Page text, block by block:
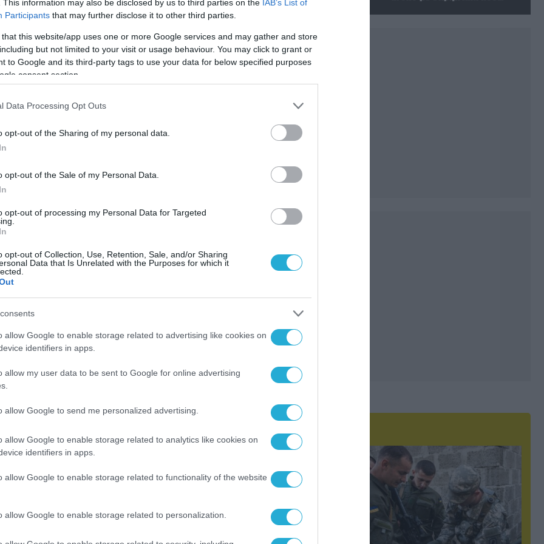
This information may also be disclosed by us to third parties on the IAB’s List of
Participants that may further disclose it to other third parties.
that this website/app uses one or more Google services and may gather and store
but not limited to your visit or usage behaviour. You may click to grant or
to Google and its third-party tags to use your data for below specified purposes
consent section.
Data Processing Opt Outs
opt-out of the Sharing of my personal data.
opt-out of the Sale of my Personal Data.
opt-out of processing my Personal Data for Targeted
opt-out of Collection, Use, Retention, Sale, and/or Sharing
Data that Is Unrelated with the Purposes for which it
allow Google to enable storage related to advertising like cookies on
identifiers in apps.
allow my user data to be sent to Google for online advertising
allow Google to send me personalized advertising.
allow Google to enable storage related to analytics like cookies on
identifiers in apps.
allow Google to enable storage related to functionality of the website
allow Google to enable storage related to personalization.
ΑΡΘΡΟ
Λειψίας